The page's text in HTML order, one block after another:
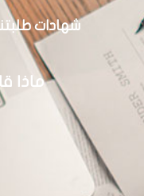
ماذا
شهادات طلبتنا